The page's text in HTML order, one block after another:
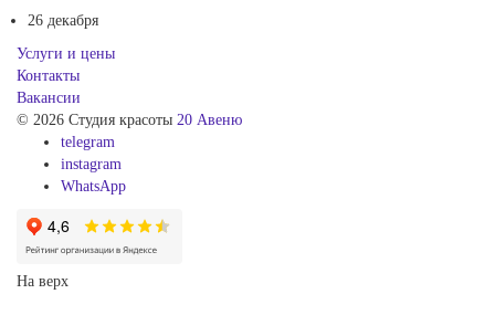
26 декабря
Услуги и цены
Контакты
Вакансии
© 2026 Студия красоты 20 Авеню
telegram
instagram
WhatsApp
На верх